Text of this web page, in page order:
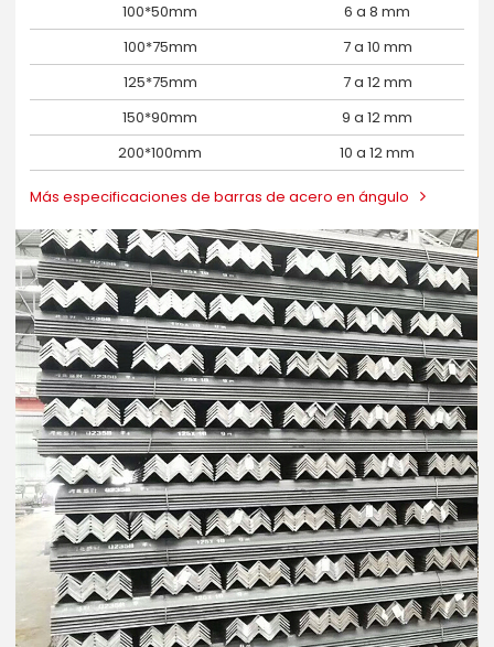
100*50mm
6 a 8 mm
100*75mm
7 a 10 mm
125*75mm
7 a 12 mm
150*90mm
9 a 12 mm
200*100mm
10 a 12 mm
Más especificaciones de barras de acero en ángulo